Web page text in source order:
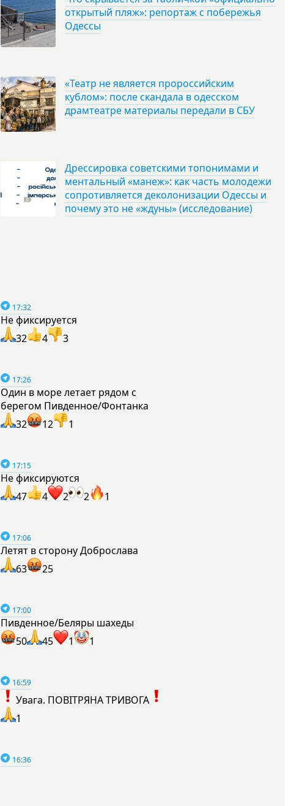
открытый пляж»: репортаж с побережья
Одессы
«Театр не является пророссийским
кублом»: после скандала в одесском
драмтеатре материалы передали в СБУ
Дрессировка советскими топонимами и
ментальный «манеж»: как часть молодежи
сопротивляется деколонизации Одессы и
почему это не «ждуны» (исследование)
17:32
Не фиксируется
32
4 3
17:26
Один в море летает рядом с
берегом Пивденное/Фонтанка
32
12 1
17:15
Не фиксируются
47
4 2 2 1
17:06
Летят в сторону Доброслава
63
25
17:00
Пивденное/Беляры шахеды
50
45 1 1
16:59
Увага. ПОВІТРЯНА ТРИВОГА
1
16:36